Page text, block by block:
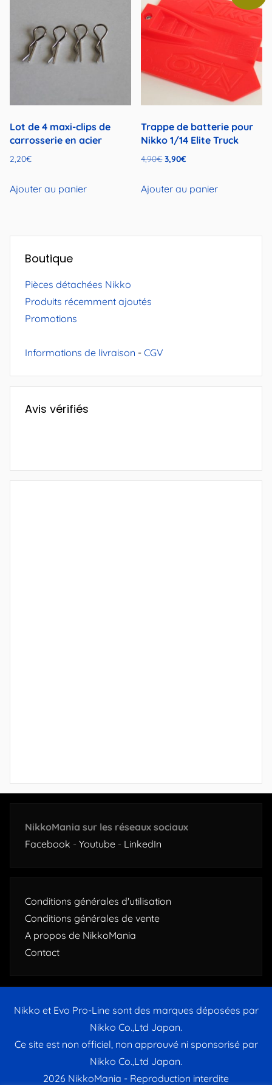
Lot de 4 maxi-clips de
carrosserie en acier
2,20€
Ajouter au panier
Trappe de batterie pour
Nikko 1/14 Elite Truck
4,90€ Le
initial
3,90€Le
actuel
Ajouter au panier
Boutique
Pièces détachées Nikko
Produits récemment ajoutés
Promotions
Informations de livraison - CGV
Avis vérifiés
NikkoMania sur les réseaux sociaux
Facebook - Youtube - LinkedIn
Conditions générales d'utilisation
Conditions générales de vente
A propos de NikkoMania
Contact
Nikko et Evo Pro-Line sont des marques déposées par
Nikko Co.,Ltd Japan.
Ce site est non officiel, non approuvé ni sponsorisé par
Nikko Co.,Ltd Japan.
2026 NikkoMania - Reproduction interdite